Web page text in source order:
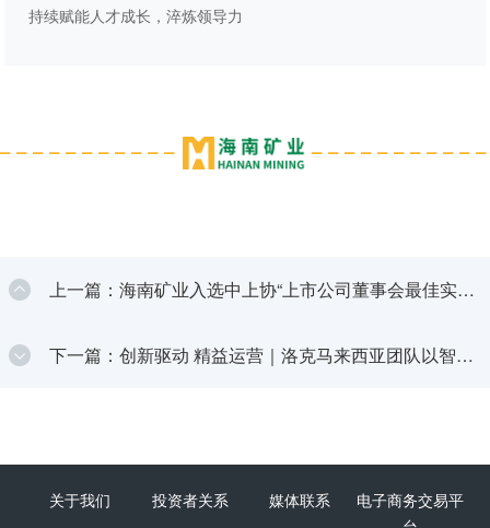
营第四次线下课程圆满举行
持续赋能人才成长，淬炼领导力
上一篇：海南矿业入选中上协“上市公司董事会最佳实践
案例”
下一篇：创新驱动 精益运营｜洛克马来西亚团队以智慧
关于我们 投资者关系 媒体联系
电子商务交易平